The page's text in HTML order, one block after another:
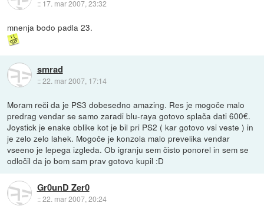
:: 17. mar 2007, 23:32
mnenja bodo padla 23.
smrad
::22. mar 2007, 17:14
Moram reči da je PS3 dobesedno amazing. Res je mogoče malo
predrag vendar se samo zaradi blu-raya gotovo splača dati 600€.
Joystick je enake oblike kot je bil pri PS2 ( kar gotovo vsi veste ) in
je zelo zelo lahek. Mogoče je konzola malo prevelika vendar
vseeno je lepega izgleda. Ob igranju sem čisto ponorel in sem se
odločil da jo bom sam prav gotovo kupil :D
Gr0unD Zer0
::22. mar 2007, 20:24